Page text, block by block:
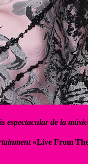
espectacular de la
«Live From